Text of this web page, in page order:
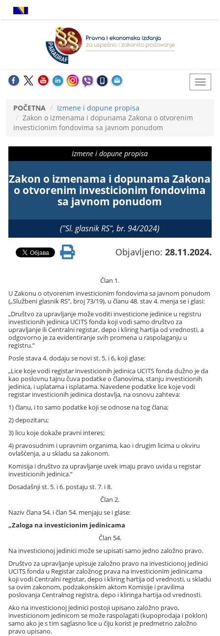
POČETNA
Izmene i dopune propisa
Zakon o izmenama i dopunama Zakona o otvorenim
investicionim fondovima sa javnom ponudom
Izmene i dopune propisa
Zakon o izmenama i dopunama Zakona
o otvorenim investicionim fondovima
sa javnom ponudom
("Sl. glasnik RS", br. 94/2024)
Objavljeno: 28.11.2024.
Član 1.
U Zakonu o otvorenim investicionim fondovima sa javnom ponudom
(„Službeni glasnik RS”, broj 73/19), u članu 48. stav 4. menja se i glasi:
„Društvo za upravljanje može voditi investicione jedinice u registru
investicionih jedinica UCITS fonda koji vodi samo društvo za
upravljanje ili Centralni registar, depo i kliring hartija od vrednosti, a
odgovorno je za evidentiranje svih promena u raspolaganju u
registru.”
Posle stava 4. dodaju se novi st. 5. i 6, koji glase:
„Lice koje vodi registar investicionih jedinica UCITS fonda dužno je da
kao poslovnu tajnu čuva podatke o članovima, stanju investicionih
jedinica, i uplatama i isplatama. Navedene podatke lice koje vodi
registar investicionih jedinica dostavlja, na osnovu zahteva:
1) članu, i to samo podatke koji se odnose na tog člana;
2) depozitaru;
3) licu koje dokaže pravni interes;
4) pravosudnim i upravnim organima, kao i drugim licima u okviru
ovlašćenja, a u skladu sa zakonom.
Komisija i društvo za upravljanje uvek imaju pravo uvida u registar
investicionih jedinica.”
Dosadašnji st. 5. i 6. postaju st. 7. i 8.
Član 2.
Naziv člana 54. i član 54. menjaju se i glase:
„Zaloga na investicionim jedinicama
Član 54.
Na investicionoj jedinici može se upisati samo jedno založno pravo.
Društvo za upravljanje upisuje založno pravo na investicionoj jedinici
UCITS fonda u Registar založnog prava na investicionim jedinicama
koji vodi Centralni registar, depo i kliring hartija od vrednosti, u skladu
sa ovim zakonom, podzakonskim aktom Komisije i pravilima
poslovanja Centralnog registra, depo i kliringa hartija od vrednosti.
Ako na investicionoj jedinici postoji upisano založno pravo,
investicionom jedinicom se može raspolagati (kupoprodaja i poklon)
samo ako je s tim saglasno lice u čiju korist je predmetno založno
pravo upisano.